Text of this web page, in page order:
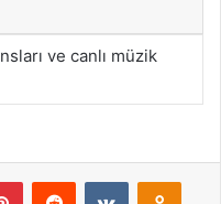
ve canlı müzik
PinterestReddit VKontakte